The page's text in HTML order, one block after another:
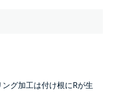
グ加工は付け根にRが生